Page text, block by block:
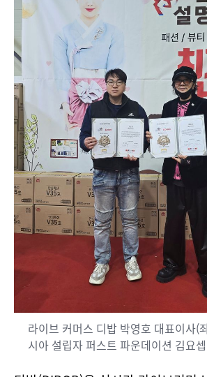
라이브 커머스 디밥 박영호 대표이사(
시아 설립자 퍼스트 파운데이션 김요